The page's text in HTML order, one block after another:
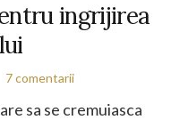
ingrijirea
7 comentarii
sa se cremuiasca